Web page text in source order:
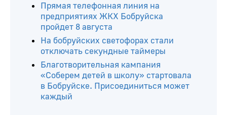
Прямая телефонная линия на
предприятиях ЖКХ Бобруйска
пройдет 8 августа
На бобруйских светофорах стали
отключать секундные таймеры
Благотворительная кампания
«Соберем детей в школу» стартовала
в Бобруйске. Присоединиться может
каждый